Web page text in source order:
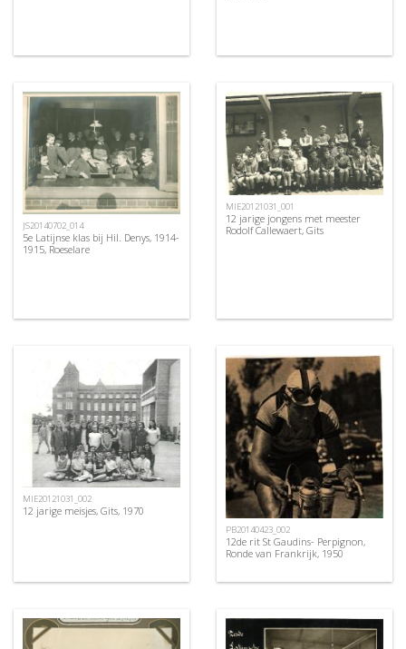
JS20140702_014
5e Latijnse klas bij Hil. Denys, 1914-
1915, Roeselare
MIE20121031_001
12 jarige jongens met meester
Rodolf Callewaert, Gits
MIE20121031_002
12 jarige meisjes, Gits, 1970
PB20140423_002
12de rit St Gaudins- Perpignon,
Ronde van Frankrijk, 1950